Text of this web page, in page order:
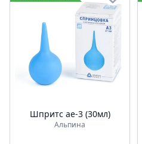
Шпритс ае-3 (30мл)
Альпина